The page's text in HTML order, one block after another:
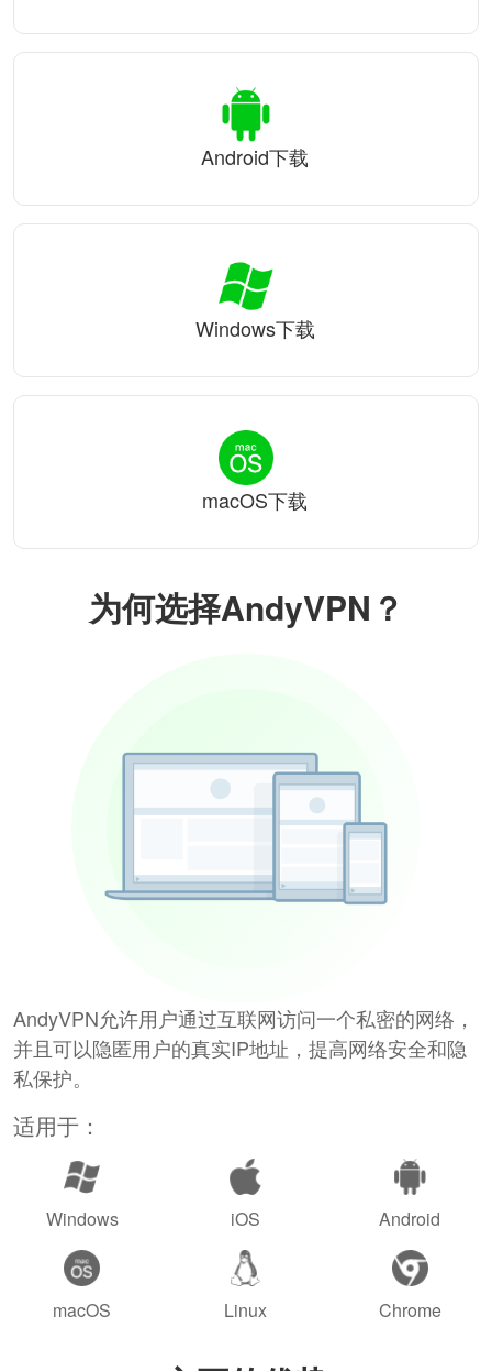
为何选择AndyVPN？
AndyVPN允许用户通过互联网访问一个私密的网络，
并且可以隐匿用户的真实IP地址，提高网络安全和隐
私保护。
适用于：
Windows iOS Android
macOS Linux Chrome
Android下载
Windows下载
macOS下载